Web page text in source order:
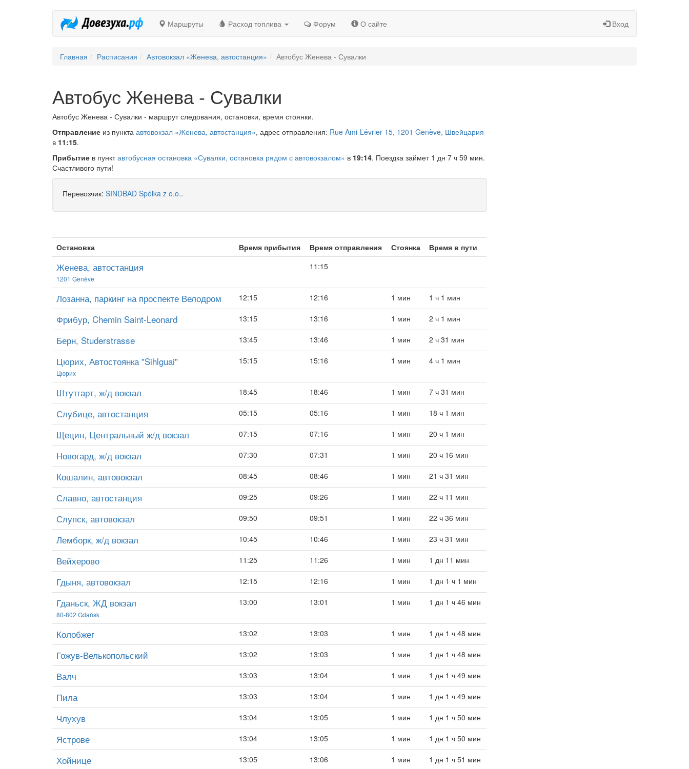
Маршруты Расход топлива Форум О сайте Вход
Главная Расписания Автовокзал «Женева, автостанция» Автобус Женева - Сувалки
Автобус Женева - Сувалки
Автобус Женева - Сувалки - маршрут следования, остановки, время стоянки.
Отправление из пункта автовокзал «Женева, автостанция», адрес отправления: Rue Ami-Lévrier 15, 1201 Genève, Швейцария
в 11:15.
Прибытие в пунктавтобусная остановка «Сувалки, остановка рядом с автовокзалом» в 19:14. Поездка займет 1 дн 7 ч 59 мин.
Счастливого пути!
Перевозчик: SINDBAD Spólka z o.o..
Остановка Время прибытия Время отправления Стоянка Время в пути
Женева, автостанция
1201 Genève
11:15
Лозанна, паркинг на проспекте Велодром 12:15 12:16 1 мин 1 ч 1 мин
Фрибур, Chemin Saint-Leonard 13:15 13:16 1 мин 2 ч 1 мин
Берн, Studerstrasse 13:45 13:46 1 мин 2 ч 31 мин
Цюрих, Автостоянка "Sihlguai"
Цюрих
15:15 15:16 1 мин 4 ч 1 мин
Штутгарт, ж/д вокзал 18:45 18:46 1 мин 7 ч 31 мин
Слубице, автостанция 05:15 05:16 1 мин 18 ч 1 мин
Щецин, Центральный ж/д вокзал 07:15 07:16 1 мин 20 ч 1 мин
Новогард, ж/д вокзал 07:30 07:31 1 мин 20 ч 16 мин
Кошалин, автовокзал 08:45 08:46 1 мин 21 ч 31 мин
Славно, автостанция 09:25 09:26 1 мин 22 ч 11 мин
Слупск, автовокзал 09:50 09:51 1 мин 22 ч 36 мин
Лемборк, ж/д вокзал 10:45 10:46 1 мин 23 ч 31 мин
Вейхерово 11:25 11:26 1 мин 1 дн 11 мин
Гдыня, автовокзал 12:15 12:16 1 мин 1 дн 1 ч 1 мин
Гданьск, ЖД вокзал
80-802 Gdańsk
13:00 13:01 1 мин 1 дн 1 ч 46 мин
Колобжег 13:02 13:03 1 мин 1 дн 1 ч 48 мин
Гожув-Велькопольский 13:02 13:03 1 мин 1 дн 1 ч 48 мин
Валч 13:03 13:04 1 мин 1 дн 1 ч 49 мин
Пила 13:03 13:04 1 мин 1 дн 1 ч 49 мин
Члухув 13:04 13:05 1 мин 1 дн 1 ч 50 мин
Ястрове 13:04 13:05 1 мин 1 дн 1 ч 50 мин
Хойнице 13:05 13:06 1 мин 1 дн 1 ч 51 мин